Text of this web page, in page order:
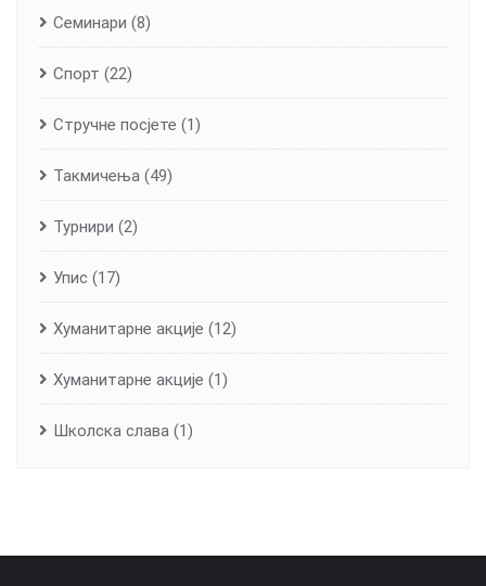
Семинари (8)
Спорт (22)
Стручне посјете (1)
Такмичења (49)
Турнири (2)
Упис (17)
Хуманитарне aкције (12)
Хуманитарне акције (1)
Школска слава (1)